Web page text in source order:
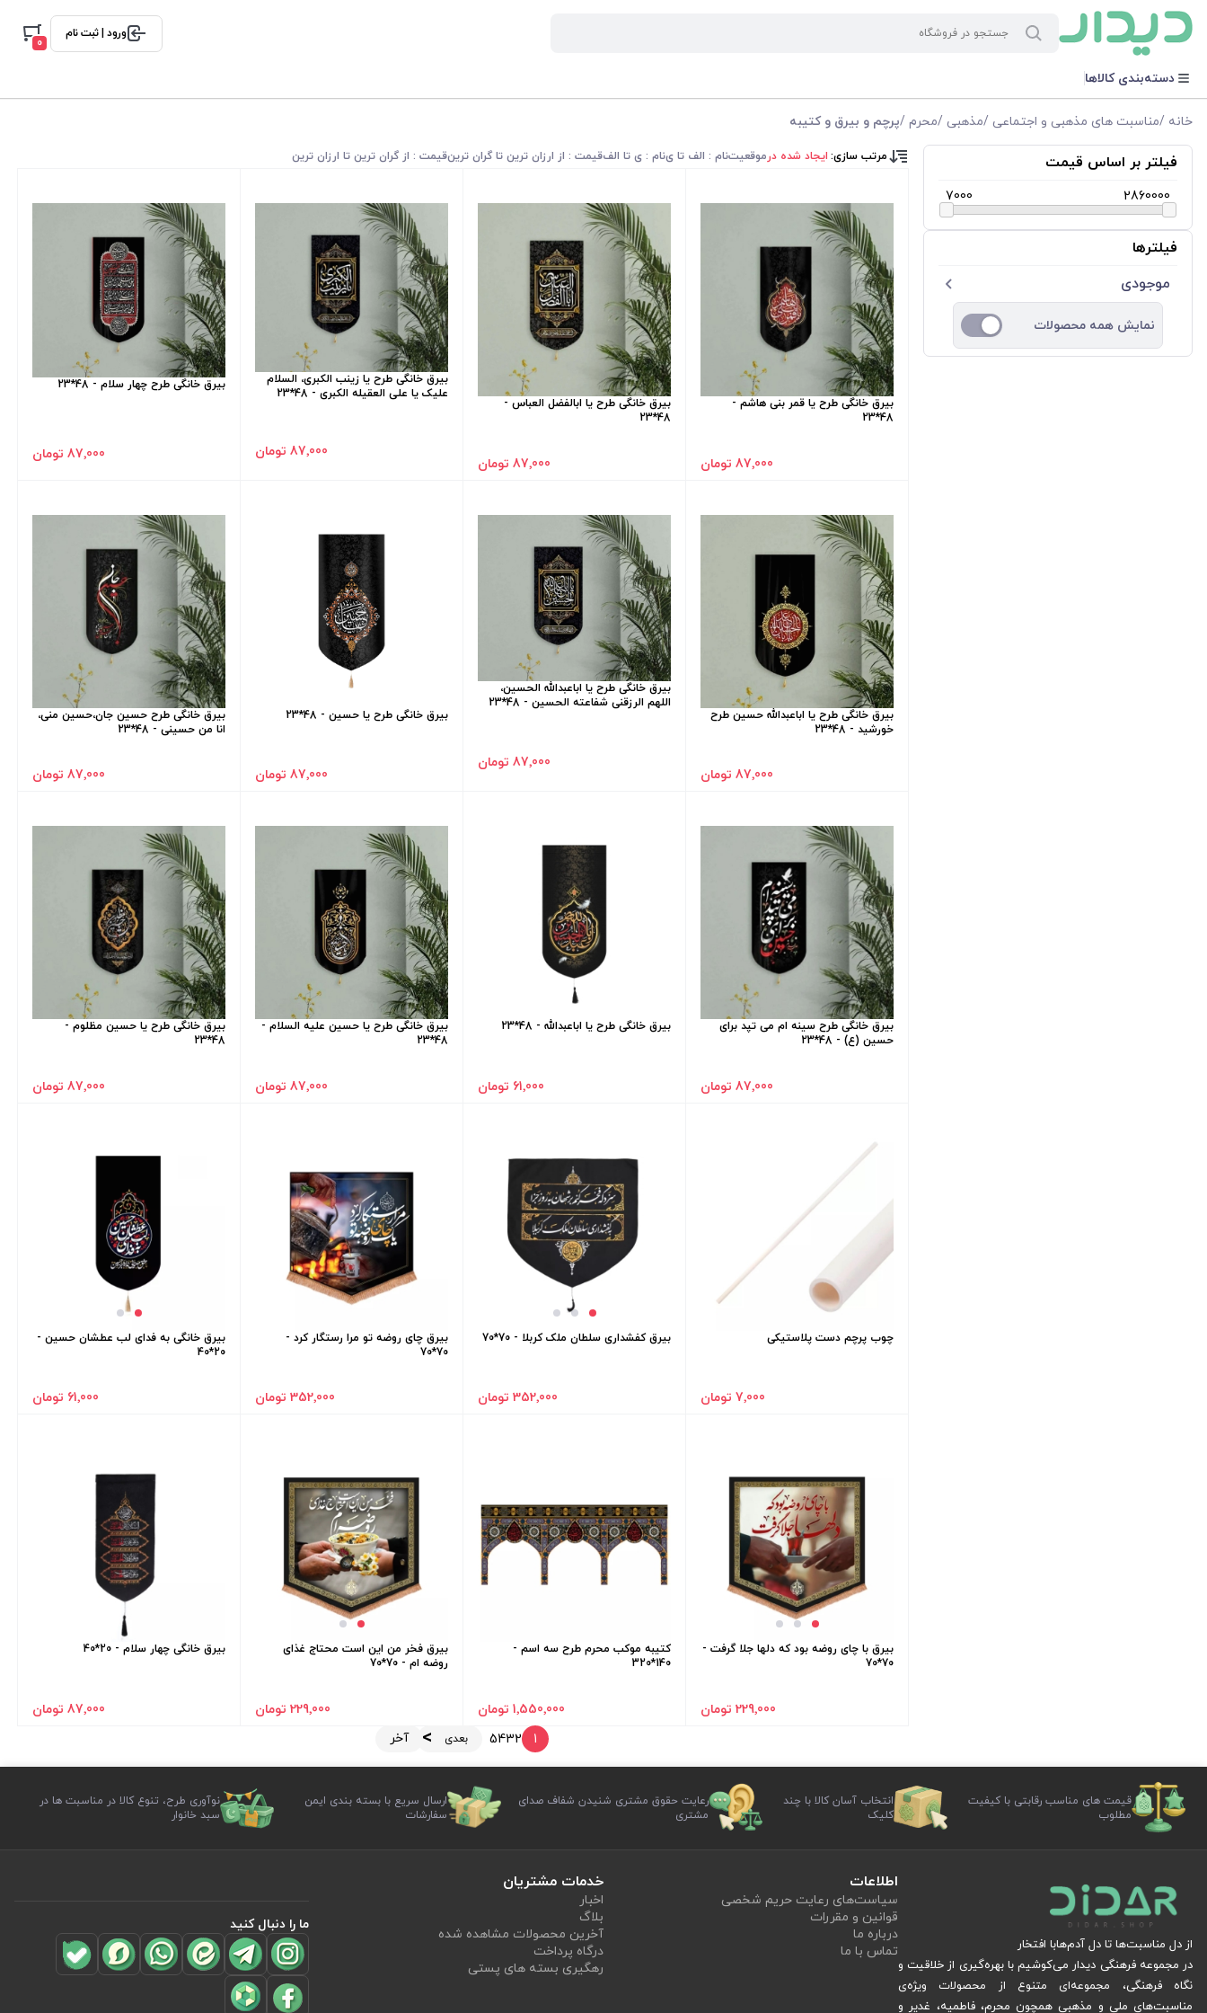
ورود | ثبت نام
0
دسته‌بندی کالاها
خانه /مناسبت های مذهبی و اجتماعی /مذهبی /محرم /پرچم و بیرق و کتیبه
فیلتر بر اساس قیمت
7000 2860000
فیلترها
موجودی
نمایش همه محصولات
مرتب سازی: ایجاد شده درموقعیتنام : الف تا ینام : ی تا الفقیمت : از ارزان ترین تا گران ترینقیمت : از گران ترین تا ارزان ترین
بیرق خانگی طرح یا قمر بنی هاشم -
48*23
87٬000 تومان
بیرق خانگی طرح یا ابالفضل العباس -
48*23
87٬000 تومان
بیرق خانگی طرح یا زینب الکبری، السلام
علیک یا علی العقیله الکبری - 48*23
87٬000 تومان
بیرق خانگی طرح چهار سلام - 48*23
87٬000 تومان
بیرق خانگی طرح یا اباعبدالله حسین طرح
خورشید - 48*23
87٬000 تومان
بیرق خانگی طرح یا اباعبدالله الحسین،
اللهم الرزقنی شفاعته الحسین - 48*23
87٬000 تومان
بیرق خانگی طرح یا حسین - 48*23
87٬000 تومان
بیرق خانگی طرح حسین جان،حسین منی،
انا من حسینی - 48*23
87٬000 تومان
بیرق خانگی طرح سینه ام می تپد برای
حسین (ع) - 48*23
87٬000 تومان
بیرق خانگی طرح یا اباعبدالله - 48*23
61٬000 تومان
بیرق خانگی طرح یا حسین علیه السلام -
48*23
87٬000 تومان
بیرق خانگی طرح یا حسین مظلوم -
48*23
87٬000 تومان
چوب پرچم دست پلاستیکی
7٬000 تومان
بیرق کفشداری سلطان ملک کربلا - 70*70
352٬000 تومان
بیرق چای روضه تو مرا رستگار کرد -
70*70
352٬000 تومان
بیرق خانگی به فدای لب عطشان حسین -
20*40
61٬000 تومان
بیرق با چای روضه بود که دلها جلا گرفت -
70*70
229٬000 تومان
کتیبه موکب محرم طرح سه اسم -
140*320
1٬550٬000 تومان
بیرق فخر من این است محتاج غذای
روضه ام - 70*70
229٬000 تومان
بیرق خانگی چهار سلام - 20*40
87٬000 تومان
1
2
3
4
5 بعدی آخر
قیمت های مناسب رقابتی با کیفیت
مطلوب
انتخاب آسان کالا با چند
کلیک
رعایت حقوق مشتری شنیدن شفاف صدای
مشتری
ارسال سریع با بسته بندی ایمن
سفارشات
نوآوری طرح، تنوع کالا در مناسبت ها در
سبد خانوار
از دل مناسبت‌ها تا دل آدم‌هابا افتخار
در مجموعه فرهنگی دیدار می‌کوشیم با بهره‌گیری از خلاقیت و
نگاه فرهنگی، مجموعه‌ای متنوع از محصولات ویژه‌ی
مناسبت‌های ملی و مذهبی همچون محرم، فاطمیه، غدیر و
اطلاعات
سیاست‏‌های رعایت حریم شخصی
قوانین و مقررات
درباره ما
تماس با ما
خدمات مشتریان
اخبار
بلاگ
آخرین محصولات مشاهده شده
درگاه پرداخت
رهگیری بسته های پستی
ما را دنبال کنید